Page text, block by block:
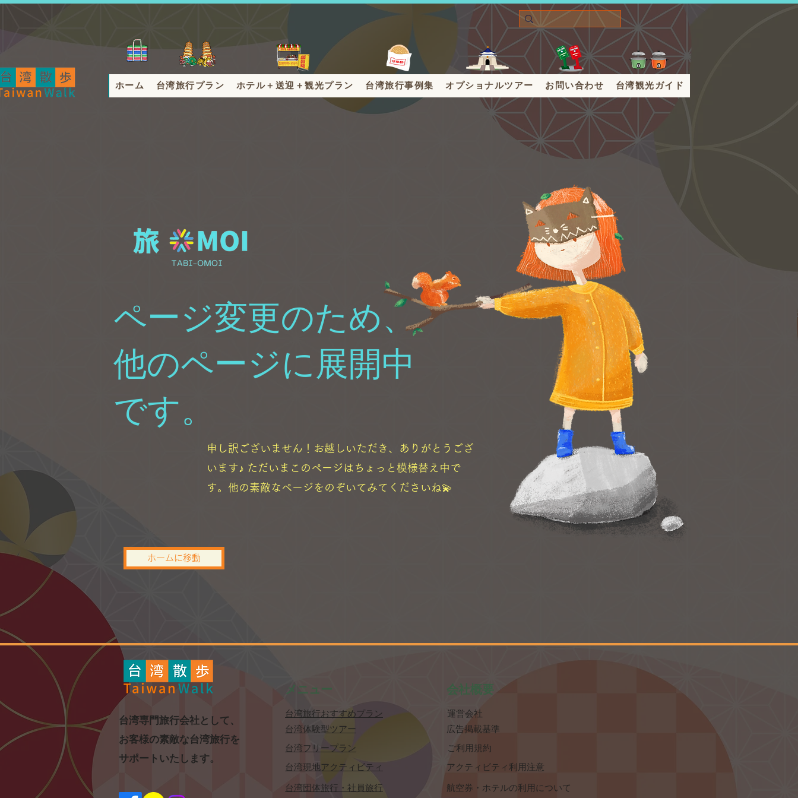
ホーム 台湾旅行プラン ホテル＋送迎＋観光プラン 台湾旅行事例集 オプショナルツアー お問い合わせ 台湾観光ガイド
ページ変更のため、
他のページに展開中
です。
申し訳ございません！お越しいただき、ありがとうござ
います♪ ただいまこのページはちょっと模様替え中で
す。他の素敵なページをのぞいてみてくださいね💫
ホームに移動
​台湾専門旅行会社として、
お客様の素敵な台湾旅行を
​サポートいたします。
​メニュー
​台湾旅行おすすめプラン
​台湾体験型ツアー
​台湾フリープラン
​台湾現地アクティビティ
​台湾団体旅行・社員旅行
​会社概要
​運営会社
​広告掲載基準
​ご利用規約
​アクティビティ利用注意
​航空券・ホテルの利用について